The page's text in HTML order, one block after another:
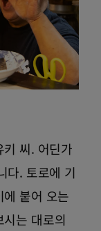
씨. 어딘가
다. 토로에 기
붙어 오는
는 대로의